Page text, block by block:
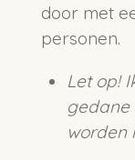
door met
personen.
Let op!
gedane
worden